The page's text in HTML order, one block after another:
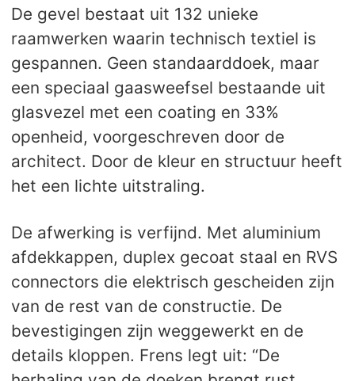
De gevel bestaat uit 132 unieke
raamwerken waarin technisch textiel is
gespannen. Geen standaarddoek, maar
een speciaal gaasweefsel bestaande uit
glasvezel met een coating en 33%
openheid, voorgeschreven door de
architect. Door de kleur en structuur heeft
het een lichte uitstraling.
De afwerking is verfijnd. Met aluminium
afdekkappen, duplex gecoat staal en RVS
connectors die elektrisch gescheiden zijn
van de rest van de constructie. De
bevestigingen zijn weggewerkt en de
details kloppen. Frens legt uit: “De